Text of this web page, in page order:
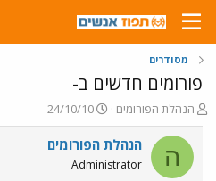
מסודרים
פורומים חדשים ב-
פ
ו
ת
ח
ה
הנהלת הפורומים
פ
ו
ר
ם
24/10/10
ה הנהלת הפורומים
Administrator